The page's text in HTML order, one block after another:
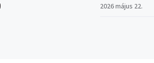
2026 május 22.